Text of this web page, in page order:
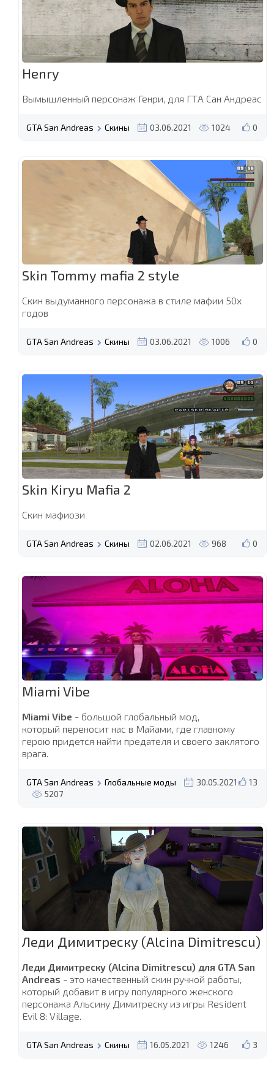
Henry
Вымышленный персонаж Генри, для ГТА Сан Андреас
0
GTA San Andreas Скины 03.06.2021 1024
Skin Tommy mafia 2 style
Скин выдуманного персонажа в стиле мафии 50х
годов
0
GTA San Andreas Скины 03.06.2021 1006
Skin Kiryu Mafia 2
Скин мафиози
0
GTA San Andreas Скины 02.06.2021 968
Miami Vibe
Miami Vibe - большой глобальный мод,
который переносит нас в Майами, где главному
герою придется найти предателя и своего заклятого
врага.
13
GTA San Andreas Глобальные моды
30.05.2021
5207
Леди Димитреску (Alcina Dimitrescu)
Леди Димитреску (Alcina Dimitrescu) для GTA San
Andreas - это качественный скин ручной работы,
который добавит в игру популярного женского
персонажа Альсину Димитреску из игры Resident
Evil 8: Village.
3
GTA San Andreas Скины 16.05.2021 1246